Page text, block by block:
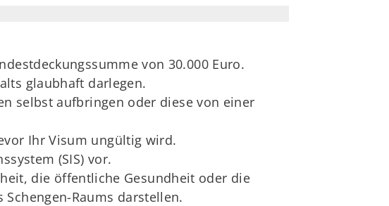
von 30.000 Euro.
glaubhaft darlegen.
selbst aufbringen oder diese von einer
Ihr Visum ungültig wird.
(SIS) vor.
die öffentliche Gesundheit oder die
Raums darstellen.